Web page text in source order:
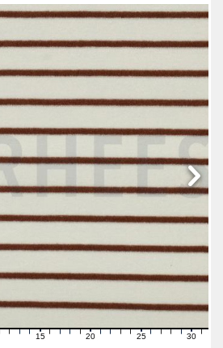
121314 16171819 21222324 26272829 31